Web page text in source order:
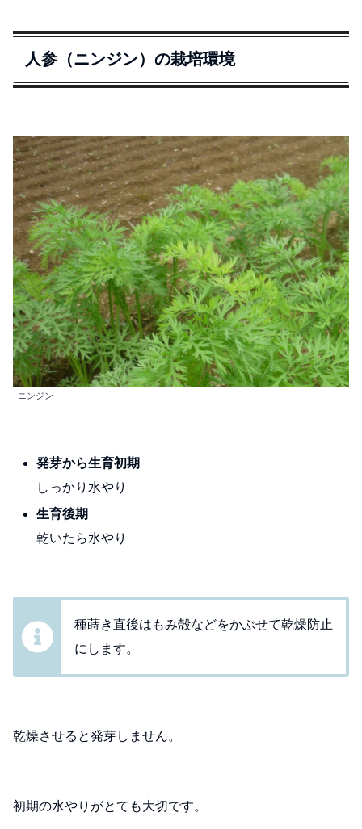
人参（ニンジン）の栽培環境
ニンジン
発芽から生育初期
しっかり水やり
生育後期
乾いたら水やり
種蒔き直後はもみ殻などをかぶせて乾燥防止
にします。
乾燥させると発芽しません。
初期の水やりがとても大切です。